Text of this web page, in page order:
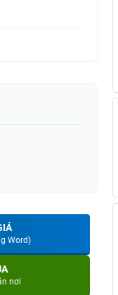
Word)
nơi